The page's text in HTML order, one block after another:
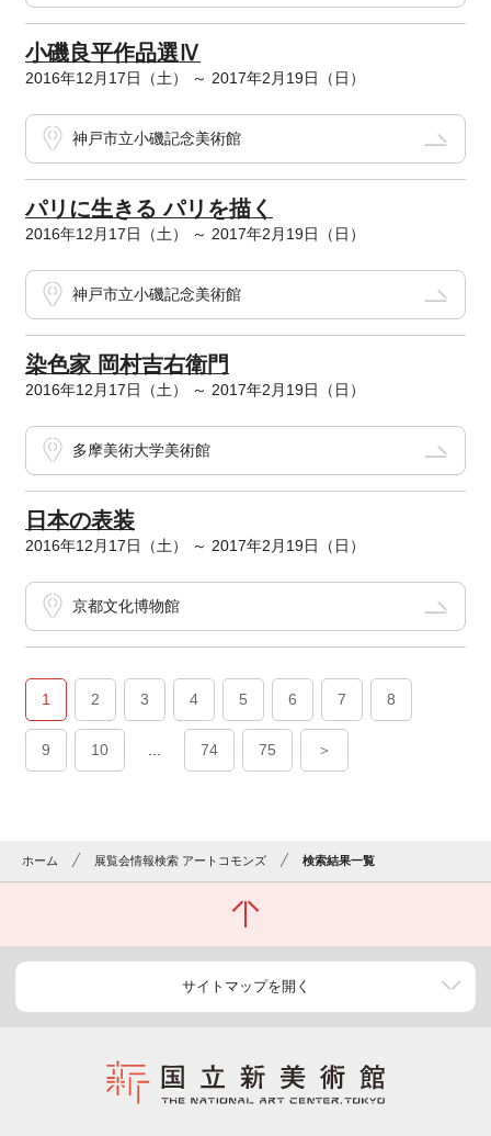
小磯良平作品選Ⅳ
2016年12月17日（土） ～ 2017年2月19日（日）
神戸市立小磯記念美術館
パリに生きる パリを描く
2016年12月17日（土） ～ 2017年2月19日（日）
神戸市立小磯記念美術館
染色家 岡村吉右衛門
2016年12月17日（土） ～ 2017年2月19日（日）
多摩美術大学美術館
日本の表装
2016年12月17日（土） ～ 2017年2月19日（日）
京都文化博物館
1 2 3 4 5 6 7 8
9 10 74 75 ＞
ホーム 展覧会情報検索 アートコモンズ 検索結果一覧
サイトマップを開く